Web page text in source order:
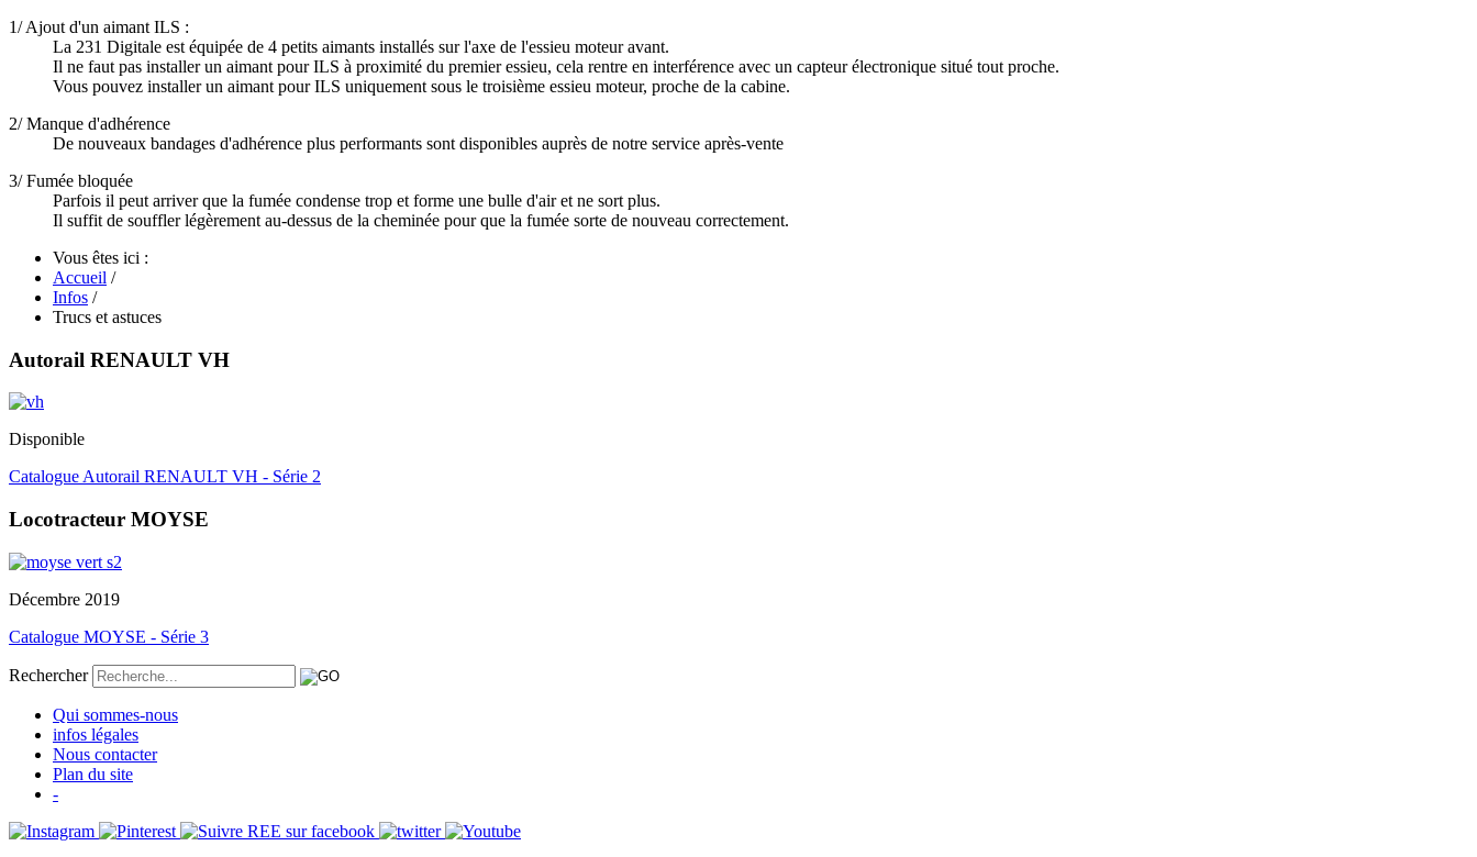
1/ Ajout d'un aimant ILS :
La 231 Digitale est équipée de 4 petits aimants installés sur l'axe de l'essieu moteur avant.
Il ne faut pas installer un aimant pour ILS à proximité du premier essieu, cela rentre en interférence avec un capteur électronique situé tout proche.
Vous pouvez installer un aimant pour ILS uniquement sous le troisième essieu moteur, proche de la cabine.
2/ Manque d'adhérence
De nouveaux bandages d'adhérence plus performants sont disponibles auprès de notre service après-vente
3/ Fumée bloquée
Parfois il peut arriver que la fumée condense trop et forme une bulle d'air et ne sort plus.
Il suffit de souffler légèrement au-dessus de la cheminée pour que la fumée sorte de nouveau correctement.
Vous êtes ici :
Accueil /
Infos /
Trucs et astuces
Autorail RENAULT VH
Disponible
Catalogue Autorail RENAULT VH - Série 2
Locotracteur MOYSE
Décembre 2019
Catalogue MOYSE - Série 3
Rechercher
Qui sommes-nous
infos légales
Nous contacter
Plan du site
-